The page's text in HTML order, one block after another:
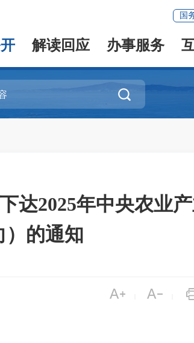
国
解读回应 办事服务

达2025年中央农业
）的通知